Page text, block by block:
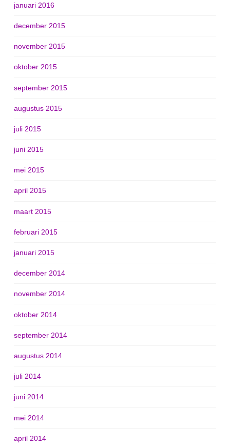
januari 2016
december 2015
november 2015
oktober 2015
september 2015
augustus 2015
juli 2015
juni 2015
mei 2015
april 2015
maart 2015
februari 2015
januari 2015
december 2014
november 2014
oktober 2014
september 2014
augustus 2014
juli 2014
juni 2014
mei 2014
april 2014